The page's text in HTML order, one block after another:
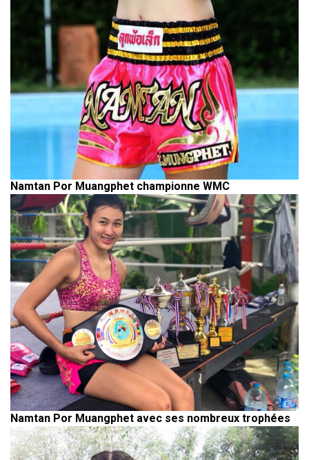
Namtan Por Muangphet championne WMC
Namtan Por Muangphet avec ses nombreux trophées